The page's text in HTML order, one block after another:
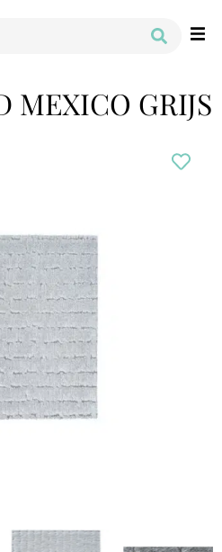
MEXICO GRIJS